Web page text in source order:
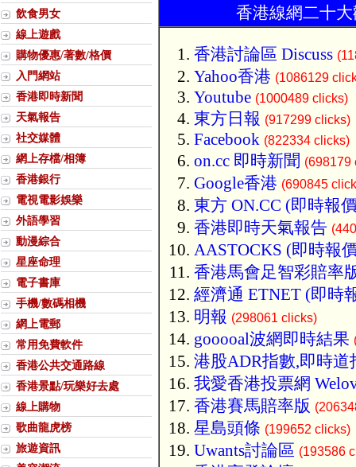
飲食男女
線上遊戲
購物優惠/著數/格價
入門網站
香港即時新聞
天氣報告
社交媒體
網上存檔/相簿
香港銀行
電視電影娛樂
外語學習
動漫綜合
星座命理
電子書庫
手機/數碼相機
網上電郵
常用免費軟件
香港公共交通路線
香港景點/玩樂好去處
線上購物
歌曲龍虎榜
旅遊資訊
香港線網二十
香港討論區 Discuss
Yahoo香港 (1086129
Youtube (1000489 clicks)
東方日報 (917299 clicks)
Facebook (822334 clicks)
on.cc 即時新聞 (698179
Google香港 (690845
東方 ON.CC (即時報
香港即時天氣報告
AASTOCKS (即時報
香港馬會足智彩賠率
經濟通 ETNET (即時
明報 (298061 clicks)
gooooal波網即時結果
港股ADR指數,即時道
我愛香港投票網
香港賽馬賠率版
星島頭條 (199652 clicks)
Uwants討論區 (193586